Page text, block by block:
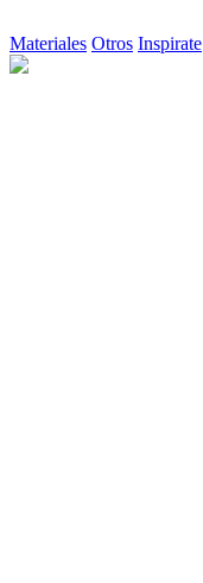
Materiales Otros Inspirate